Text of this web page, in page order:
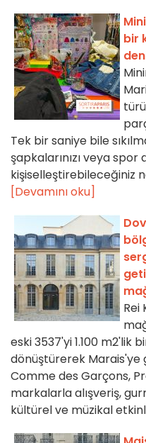
bir
Tek bir saniye bile
şapkalarınızı veya spor
kişiselleştirebileceğiniz
[Devamını oku]
Rei
eski 3537'yi 1.100 m2'lik
dönüştürerek Marais'ye
Comme des Garçons,
markalarla alışveriş,
kültürel ve müzikal